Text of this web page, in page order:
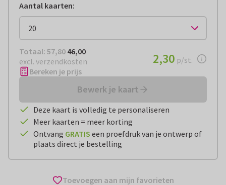
Aantal kaarten:
Totaal: € 46,00
Totaal: 57,80 46,00
excl. verzendkosten
€ 2,30per stuk
2,30 p/st.
Bereken je prijs
Bewerk je kaart
Deze kaart is volledig te personaliseren
Meer kaarten = meer korting
Ontvang GRATIS een proefdruk van je ontwerp of
plaats direct je bestelling
Toevoegen aan mijn favorieten